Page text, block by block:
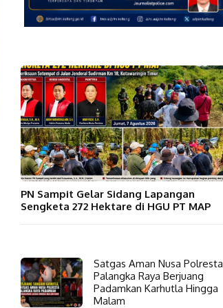
PN Sampit Gelar Sidang Lapangan
Sengketa 272 Hektare di HGU PT MAP
Satgas Aman Nusa Polresta
Palangka Raya Berjuang
Padamkan Karhutla Hingga
Malam